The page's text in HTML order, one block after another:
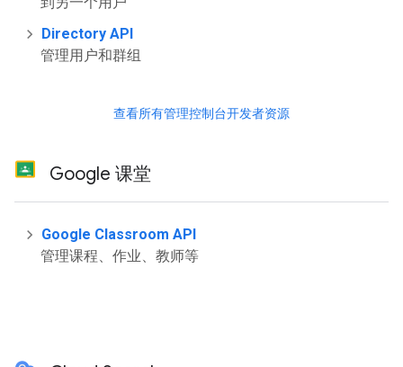
Directory API
管理用户和群组
查看所有管理控制台开发者资源
Google 课堂
Google Classroom API
管理课程、作业、教师等